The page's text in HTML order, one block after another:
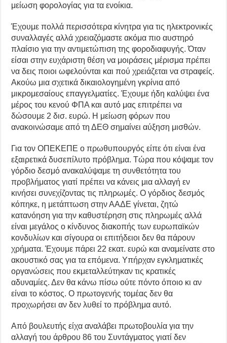
μείωση φορολογίας για τα ενοίκια.
Έχουμε πολλά περισσότερα κίνητρα για τις ηλεκτρονικές
συναλλαγές αλλά χρειαζόμαστε ακόμα πιο αυστηρό
πλαίσιο για την αντιμετώπιση της φοροδιαφυγής. Όταν
είσαι στην ευχάριστη θέση να μοιράσεις μέρισμα πρέπει
να δεις ποιοι ωφελούνται και πού χρειάζεται να στραφείς.
Ακούω μια σχετικά δικαιολογημένη γκρίνια από
μικρομεσαίους επαγγελματίες. Έχουμε ήδη καλύψει ένα
μέρος του κενού ΦΠΑ και αυτό μας επιτρέπει να
δώσουμε 2 δισ. ευρώ. Η μείωση φόρων που
ανακοινώσαμε από τη ΔΕΘ σημαίνει αύξηση μισθών.
Για τον ΟΠΕΚΕΠΕ ο πρωθυπουργός είπε ότι είναι ένα
εξαιρετικά δυσεπίλυτο πρόβλημα. Τώρα που κόψαμε τον
γόρδιο δεσμό ανακαλύψαμε τη συνθετότητα του
προβλήματος γιατί πρέπει να κάνεις μια αλλαγή εν
κινήσει συνεχίζοντας τις πληρωμές. Ο γόρδιος δεσμός
κόπηκε, η μετάπτωση στην ΑΑΔΕ γίνεται, ζητώ
κατανόηση για την καθυστέρηση στις πληρωμές αλλά
είναι μεγάλος ο κίνδυνος διακοπής των ευρωπαϊκών
κονδυλίων και σίγουρα οι επιτήδειοι δεν θα πάρουν
χρήματα. Έχουμε πάρει 22 εκατ. ευρώ και αναμείνατε στο
ακουστικό σας για τα επόμενα. Υπήρχαν εγκληματικές
οργανώσεις που εκμεταλλεύτηκαν τις κρατικές
αδυναμίες. Δεν θα κάνω πίσω ούτε πόντο όποιο κι αν
είναι το κόστος. Ο πρωτογενής τομέας δεν θα
προχωρήσει αν δεν λυθεί το πρόβλημα αυτό.
Από βουλευτής είχα αναλάβει πρωτοβουλία για την
αλλαγή του άρθρου 86 του Συντάγματος γιατί δεν